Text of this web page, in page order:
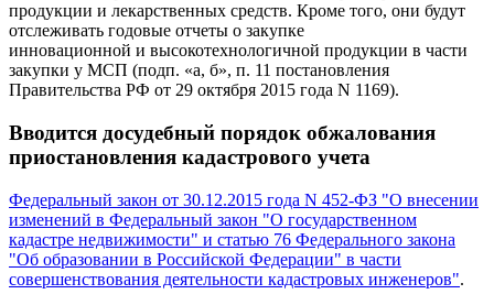
продукции и лекарственных средств. Кроме того, они будут
отслеживать годовые отчеты о закупке
инновационной и высокотехнологичной продукции в части
закупки у МСП (подп. «а, б», п. 11 постановления
Правительства РФ от 29 октября 2015 года N 1169).
Вводится досудебный порядок обжалования
приостановления кадастрового учета
Федеральный закон от 30.12.2015 года N 452-ФЗ "О внесении
изменений в Федеральный закон "О государственном
кадастре недвижимости" и статью 76 Федерального закона
"Об образовании в Российской Федерации" в части
совершенствования деятельности кадастровых инженеров".